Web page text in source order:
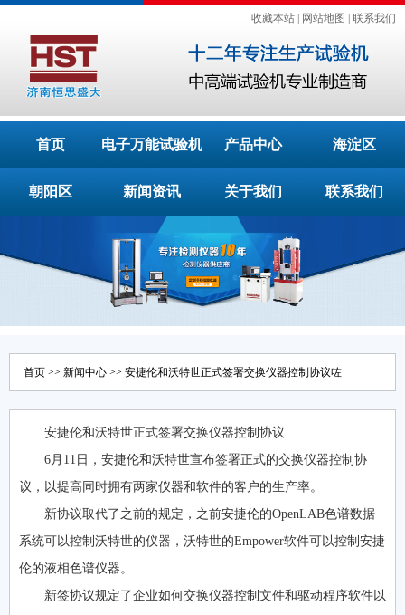
收藏本站 网站地图 联系我们
首页 电子万能试验机 产品中心 海淀区
朝阳区 新闻资讯 关于我们 联系我们
首页 >> 新闻中心 >> 安捷伦和沃特世正式签署交换仪器控制协议咗
安捷伦和沃特世正式签署交换仪器控制协议
6月11日，安捷伦和沃特世宣布签署正式的交换仪器控制协
议，以提高同时拥有两家仪器和软件的客户的生产率。
新协议取代了之前的规定，之前安捷伦的OpenLAB色谱数据
系统可以控制沃特世的仪器，沃特世的Empower软件可以控制安捷
伦的液相色谱仪器。
新签协议规定了企业如何交换仪器控制文件和驱动程序软件以